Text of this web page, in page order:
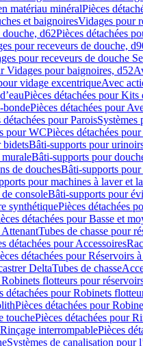
matériau minéralPièces
et baignoiresVidages pour
d62Pièces détachées
pour receveurs de douche,
pour receveurs de douche
Vidages pour baignoires, d52
vidage excentriqueAvec
Pièces détachées pour
bondePièces détachées pour
détachées pour ParoisSystèmes
pour WCPièces détachées
bidetsBâti-supports pour
Bâti-supports pour
de douchesBâti-supports
pour machines à laver et
consoleBâti-supports pour
synthétiquePièces détachées
détachées pour Basse et
AttenantTubes de chasse pour
détachées pour Accessoires
détachées pour Réservoirs
DeltaTubes de chasse
flotteurs pour
détachées pour Robinets
Pièces détachées pour
touchePièces détachées pour
Rinçage interrompablePièces
Systèmes de canalisation pour